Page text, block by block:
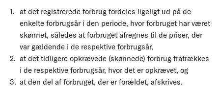
at det registrerede forbrug fordeles ligeligt ud på de
enkelte forbrugsår i den periode, hvor forbruget har været
skønnet, således at forbruget afregnes til de priser, der
var gældende i de respektive forbrugsår,
at det tidligere opkrævede (skønnede) forbrug fratrækkes
i de respektive forbrugsår, hvor det er opkrævet, og
at den del af forbruget, der er forældet, afskrives.